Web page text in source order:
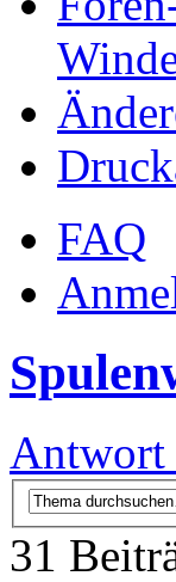
FAQ
Antwort
31